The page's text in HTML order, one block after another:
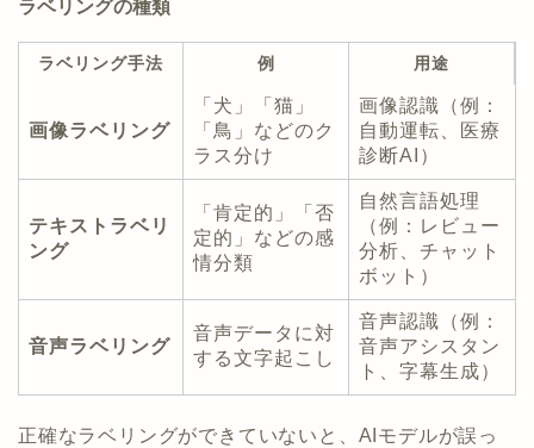
ラベリングの種類
ラベリング手法 例 用途
画像ラベリング
「犬」「猫」
「鳥」などのク
ラス分け
画像認識（例：
自動運転、医療
診断AI）
テキストラベリ
ング
「肯定的」「否
定的」などの感
情分類
自然言語処理
（例：レビュー
分析、チャット
ボット）
音声ラベリング
音声データに対
する文字起こし
音声認識（例：
音声アシスタン
ト、字幕生成）
正確なラベリングができていないと、AIモデルが誤っ